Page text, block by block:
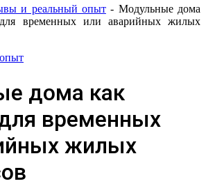
и реальный опыт- Модульные дома
временных или аварийных жилых
дома как
временных
жилых